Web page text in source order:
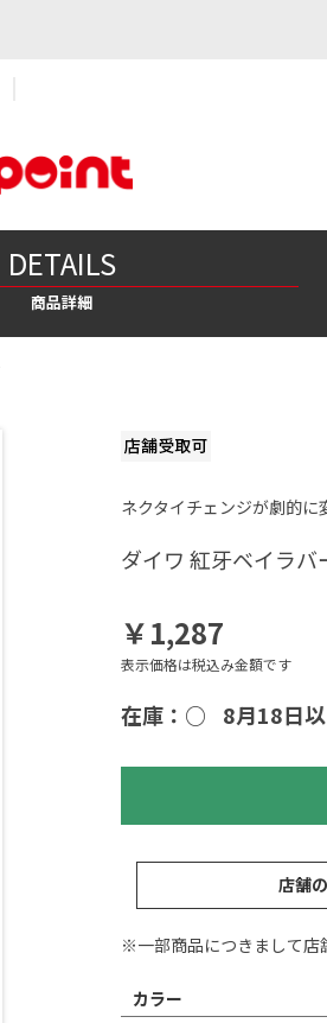
DETAILS
商品詳細
ネクタイチェンジが劇的
ダイワ 紅牙ベイラ
￥1,287
表示価格は税込み金額です
在庫：○ 8月18日
店舗
※一部商品につきまして店
カラー